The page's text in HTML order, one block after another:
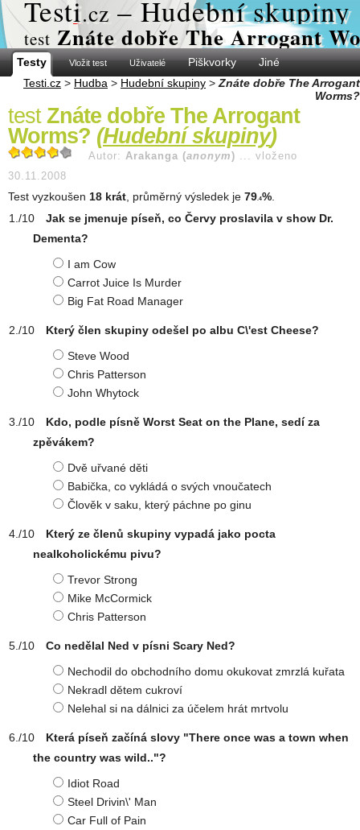
Testi.cz – Hudební skupiny
test Znáte dobře The Arrogant
Testy Vložit test Uživatelé Piškvorky
Jiné
Testi.cz > Hudba > Hudební skupiny > Znáte dobře The Arrogant
Worms?
test Znáte dobře The Arrogant
Worms? (Hudební skupiny)
Autor: Arakanga (anonym ) ... vloženo
30.11.2008
Test vyzkoušen 18 krát , průměrný výsledek je 79 .4%
Jak se jmenuje píseň, co Červy proslavila v show Dr.
Dementa?
I am Cow
Carrot Juice Is Murder
Big Fat Road Manager
Který člen skupiny odešel po albu C\'est Cheese?
Steve Wood
Chris Patterson
John Whytock
Kdo, podle písně Worst Seat on the Plane, sedí za
zpěvákem?
Dvě uřvané děti
Babička, co vykládá o svých vnoučatech
Člověk v saku, který páchne po ginu
Který ze členů skupiny vypadá jako pocta
nealkoholickému pivu?
Trevor Strong
Mike McCormick
Chris Patterson
Co nedělal Ned v písni Scary Ned?
Nechodil do obchodního domu okukovat zmrzlá kuřata
Nekradl dětem cukroví
Nelehal si na dálnici za účelem hrát mrtvolu
Která píseň začíná slovy "There once was a town when
the country was wild.."?
Idiot Road
Steel Drivin\' Man
Car Full of Pain